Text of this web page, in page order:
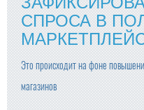
СПРОСА В
Это происходит на фоне
магазинов